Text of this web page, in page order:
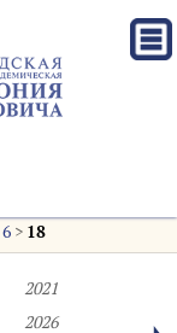
6> 18
2021
2026